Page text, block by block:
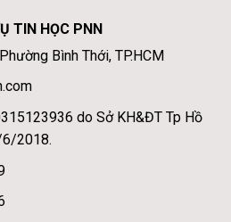
TIN HỌC PNN
Bình Thới, TP.HCM
do Sở KH&ĐT Tp Hồ
6/2018.